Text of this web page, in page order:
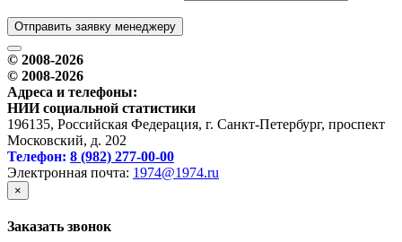
Отправить заявку менеджеру
© 2008-2026
© 2008-2026
Адреса и телефоны:
НИИ социальной статистики
196135, Российская Федерация, г. Санкт-Петербург, проспект
Московский, д. 202
Телефон: 8 (982) 277-00-00
Электронная почта: 1974@1974.ru
×
Заказать звонок